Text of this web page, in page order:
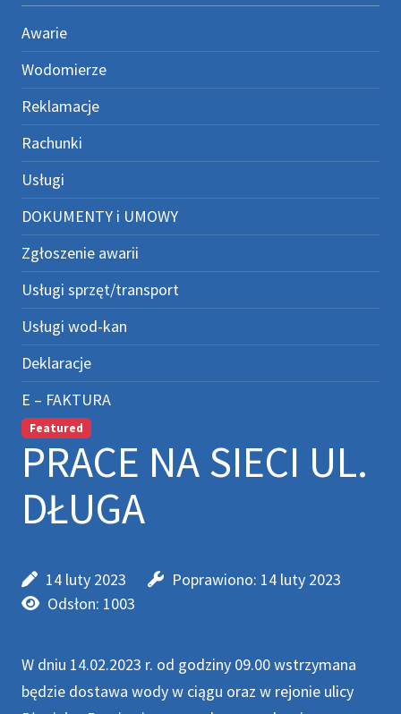
Awarie
Wodomierze
Reklamacje
Rachunki
Usługi
DOKUMENTY i UMOWY
Zgłoszenie awarii
Usługi sprzęt/transport
Usługi wod-kan
Deklaracje
E – FAKTURA
Featured
PRACE NA SIECI UL.
DŁUGA
14 luty 2023
Poprawiono: 14 luty 2023
Odsłon: 1003
W dniu 14.02.2023 r. od godziny 09.00 wstrzymana
będzie dostawa wody w ciągu oraz w rejonie ulicy